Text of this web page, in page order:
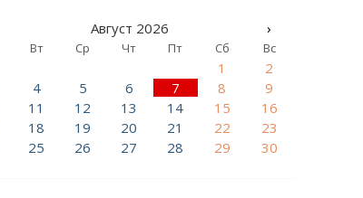
Август 2026 ›
Вт Ср Чт Пт Сб Вс
1
2
4 5 6 7 8
9
11 12 13 14 15
16
18 19 20 21 22
23
25 26 27 28 29
30